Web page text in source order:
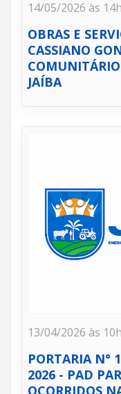
14/05/2026 às
OBRAS E
CASSIANO
JAÍBA
13/04/2026 às
PORTARIA N°
2026 - PAD